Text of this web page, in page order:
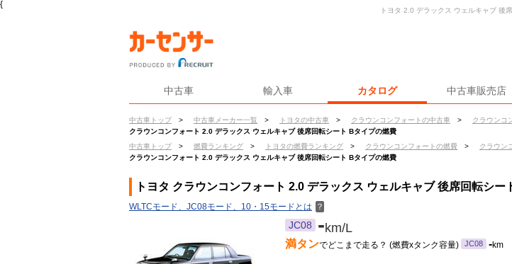
{
中古車 輸入車 カタログ 中古車販売店
中古車トップ > 中古車メーカー一覧 > トヨタの中古車 > クラウンコンフォートの中古車 > クラウンコ
クラウンコンフォート 2.0 デラックス ウェルキャブ 後席回転シート Bタイプの燃費
中古車トップ
> 燃費ランキング > トヨタの燃費ランキング > クラウンコンフォートの燃費 > クラウン
クラウンコンフォート 2.0 デラックス ウェルキャブ 後席回転シート Bタイプの燃費
トヨタ 2.0 デラックス ウェルキャブ 後
トヨタ クラウンコンフォート 2.0 デラックス ウェルキャブ 後席回転シー
WLTCモード、JC08モード、10・15モードとは ？
JC08 -km/L
満タンでどこまで走る？ (燃費xタンク容量) JC08 -km